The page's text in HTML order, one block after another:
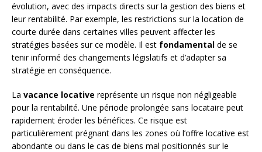
évolution, avec des impacts directs sur la gestion des biens et
leur rentabilité. Par exemple, les restrictions sur la location de
courte durée dans certaines villes peuvent affecter les
stratégies basées sur ce modèle. Il est fondamental de se
tenir informé des changements législatifs et d’adapter sa
stratégie en conséquence.
La vacance locative représente un risque non négligeable
pour la rentabilité. Une période prolongée sans locataire peut
rapidement éroder les bénéfices. Ce risque est
particulièrement prégnant dans les zones où l’offre locative est
abondante ou dans le cas de biens mal positionnés sur le